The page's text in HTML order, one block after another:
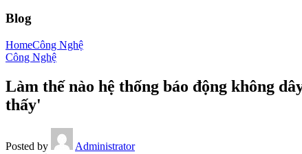
Blog
HomeCông Nghệ
Công Nghệ
Làm thế nào hệ thống báo động không
thấy'
Posted by
Administrator